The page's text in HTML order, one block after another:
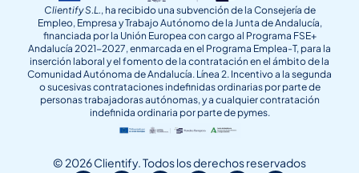
Clientify S.L., ha recibido una subvención de la Consejería de
Empleo, Empresa y Trabajo Autónomo de la Junta de Andalucía,
financiada por la Unión Europea con cargo al Programa FSE+
Andalucía 2021-2027, enmarcada en el Programa Emplea-T, para la
inserción laboral y el fomento de la contratación en el ámbito de la
Comunidad Autónoma de Andalucía. Línea 2. Incentivo a la segunda
o sucesivas contrataciones indefinidas ordinarias por parte de
personas trabajadoras autónomas, y a cualquier contratación
indefinida ordinaria por parte de pymes.
© 2026 Clientify. Todos los derechos reservados